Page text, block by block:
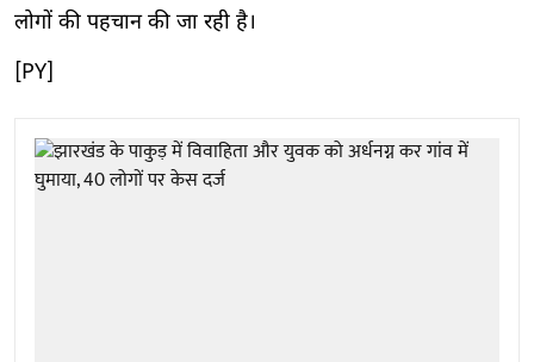
लोगों की पहचान की जा रही है।
[PY]